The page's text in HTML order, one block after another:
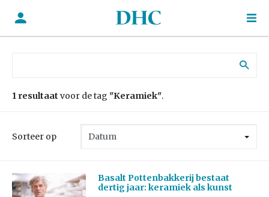
1 resultaat voor de tag "Keramiek".
Sorteer op
Basalt Pottenbakkerij bestaat
dertig jaar: keramiek als kunst